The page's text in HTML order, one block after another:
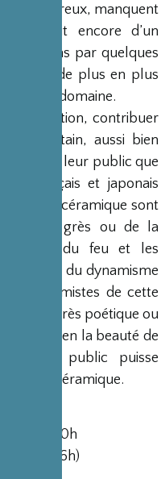
nombreux, manquent
il s’agit encore d’un
de bras par quelques
y ait de plus en plus
dans ce domaine.
exposition, contribuer
certain, aussi bien
et de leur public que
français et japonais
création céramique sont
du grès ou de la
mystère du feu et les
et du dynamisme
19 céramistes de cette
style, très poétique ou
bien la beauté de
que le public puisse
de la céramique.
10h à 20h
jusqu’à 16h)